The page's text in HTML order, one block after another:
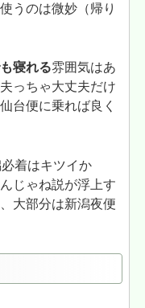
うのは微妙（帰り
寝れる雰囲気はあ
っちゃ大丈夫だけ
台便に乗れば良く
着はキツイか
じゃね説が浮上す
大部分は新潟夜便